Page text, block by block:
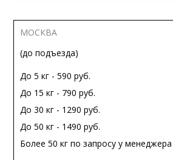
МОСКВА
(до подъезда)
До 5 кг - 590 руб.
До 15 кг - 790 руб.
До 30 кг - 1290 руб.
До 50 кг - 1490 руб.
Более 50 кг по запросу у менеджера